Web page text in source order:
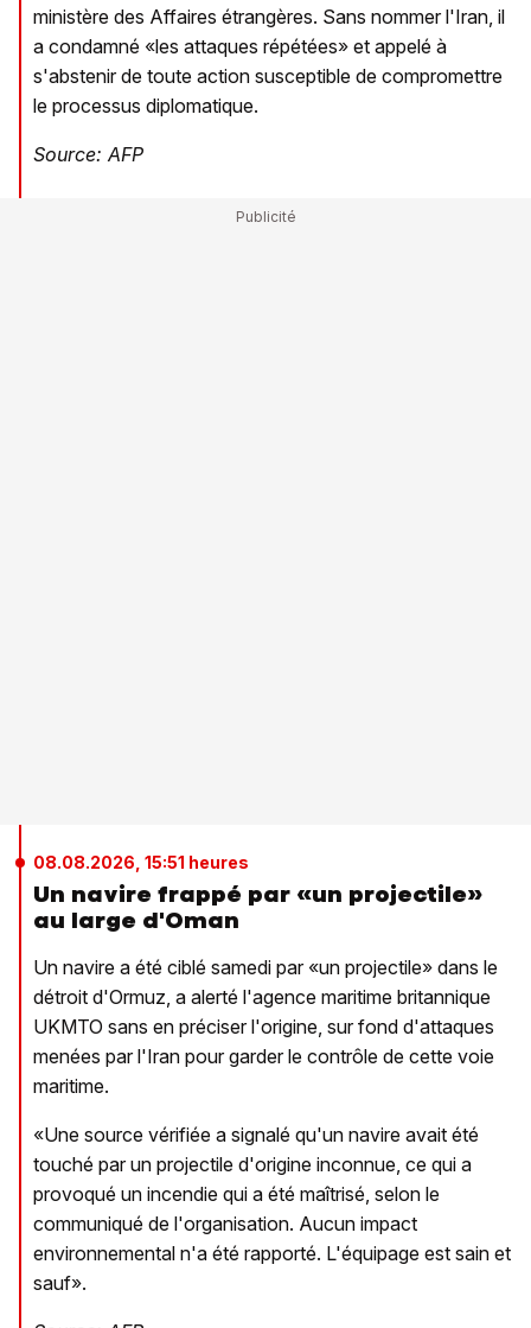
ministère des Affaires étrangères. Sans nommer l'Iran, il
a condamné «les attaques répétées» et appelé à
s'abstenir de toute action susceptible de compromettre
le processus diplomatique.
Source: AFP
08.08.2026, 15:51 heures
Un navire frappé par «un projectile»
au large d'Oman
Un navire a été ciblé samedi par «un projectile» dans le
détroit d'Ormuz, a alerté l'agence maritime britannique
UKMTO sans en préciser l'origine, sur fond d'attaques
menées par l'Iran pour garder le contrôle de cette voie
maritime.
«Une source vérifiée a signalé qu'un navire avait été
touché par un projectile d'origine inconnue, ce qui a
provoqué un incendie qui a été maîtrisé, selon le
communiqué de l'organisation. Aucun impact
environnemental n'a été rapporté. L'équipage est sain et
sauf».